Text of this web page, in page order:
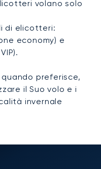
volano solo
di elicotteri:
economy) e
quando preferisce,
il Suo volo e i
invernale